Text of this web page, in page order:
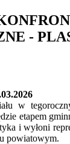
-
w
etapem
i wyłoni
powiatowym.